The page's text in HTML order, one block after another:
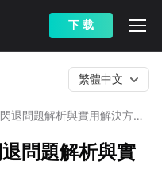
下 载
退問題解析與實用解決方
繁體中文
問題解析與實